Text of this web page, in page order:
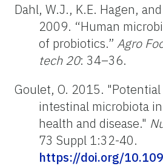
Dahl, W.J., K.E. Hagen,
2009. “Human
of probiotics.” Agro
tech 20: 34–36.
Goulet, O. 2015.
intestinal microbiota
health and disease."
73 Suppl 1:32-40.
https://doi.org/